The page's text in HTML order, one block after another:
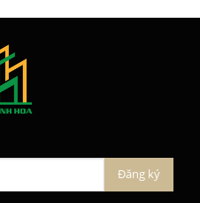
Tư Vấn tại nhà, Bản vẽ
HẠN !